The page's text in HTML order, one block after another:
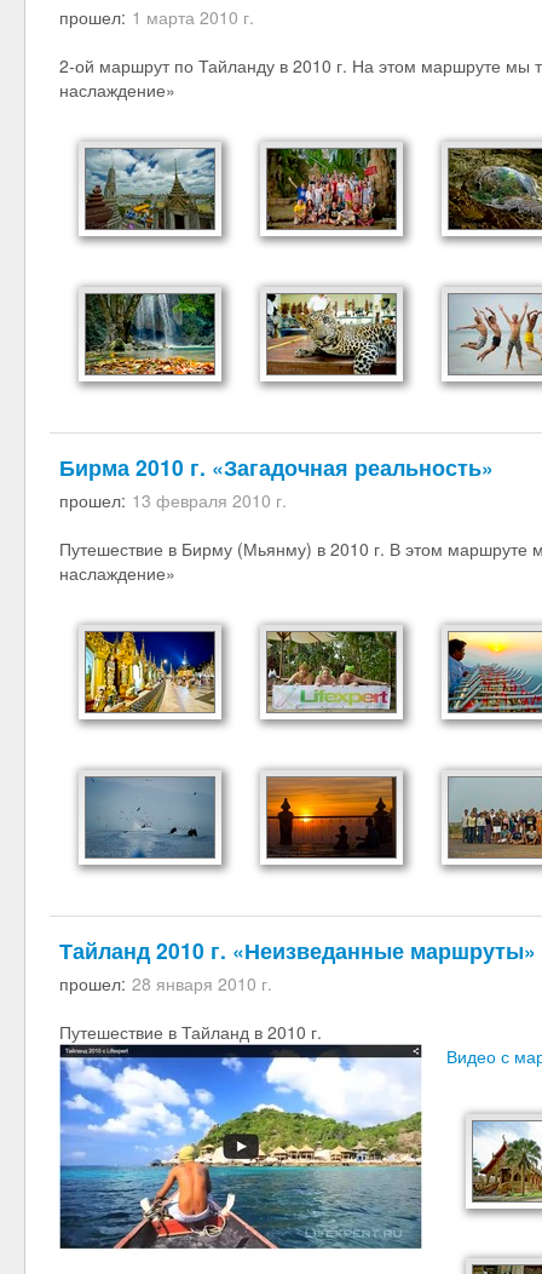
прошел: 1 марта 2010 г.
2-ой маршрут по Тайланду в 2010 г. На этом маршруте мы
наслаждение»
Бирма 2010 г. «Загадочная реальность»
прошел: 13 февраля 2010 г.
Путешествие в Бирму (Мьянму) в 2010 г. В этом маршруте
наслаждение»
Тайланд 2010 г. «Неизведанные маршруты»
прошел: 28 января 2010 г.
Путешествие в Тайланд в 2010 г.
Видео с